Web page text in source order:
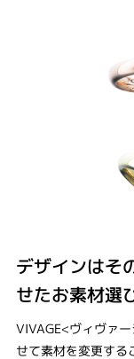
デザインはそ
せたお素材選
VIVAGE<ヴィヴァ
せて素材を変更する